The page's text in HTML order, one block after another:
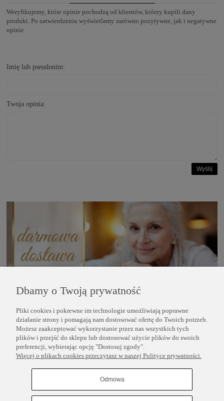
Weryfikujemy, które opinie pochodzą od klientów, którzy kupili dany
produkt. Po zatwierdzeniu wyświetlamy zarówno pozytywne, jak i negatywne
opinie
Imię lub pseudonim:
Twoja opinia:
Wyślij
POMOC
INFORMACJE
Dbamy o Twoją prywatność
Pliki cookies i pokrewne im technologie umożliwiają poprawne
działanie strony i pomagają nam dostosować ofertę do Twoich potrzeb.
Możesz zaakceptować wykorzystanie przez nas wszystkich tych
plików i przejść do sklepu lub dostosować użycie plików do swoich
preferencji, wybierając opcję "Dostosuj zgody".
Więcej o plikach cookies przeczytasz w naszej Polityce prywatności.
Odmowa